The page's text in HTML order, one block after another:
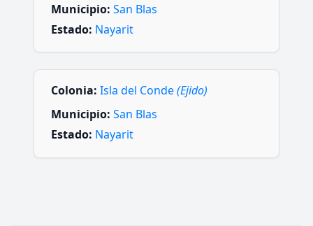
Municipio: San Blas
Estado: Nayarit
Colonia: Isla del Conde(Ejido)
Municipio: San Blas
Estado: Nayarit